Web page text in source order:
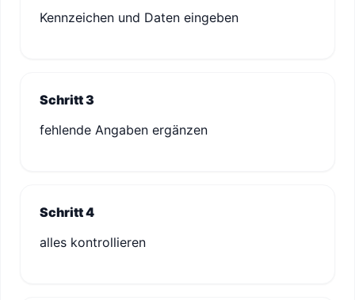
Kennzeichen und Daten eingeben
Schritt 3
fehlende Angaben ergänzen
Schritt 4
alles kontrollieren